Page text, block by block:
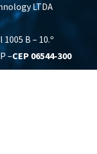
LTDA
B – 10.º
–CEP 06544-300